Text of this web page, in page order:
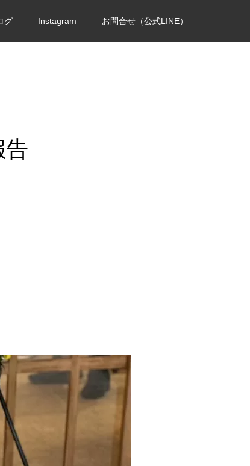
グ Instagram お問合せ（公式LINE）
告